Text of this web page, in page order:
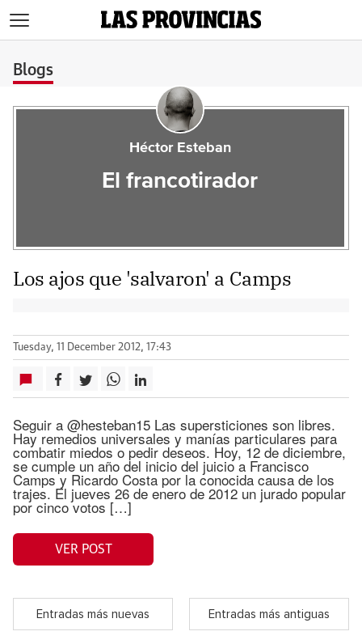
Blogs
Héctor Esteban
El francotirador
Los ajos que 'salvaron' a Camps
Tuesday, 11 December 2012, 17:43
Seguir a @hesteban15 Las supersticiones son libres.
Hay remedios universales y manías particulares para
combatir miedos o pedir deseos. Hoy, 12 de diciembre,
se cumple un año del inicio del juicio a Francisco
Camps y Ricardo Costa por la conocida causa de los
trajes. El jueves 26 de enero de 2012 un jurado popular
por cinco votos […]
VER POST
Entradas más nuevas Entradas más antiguas